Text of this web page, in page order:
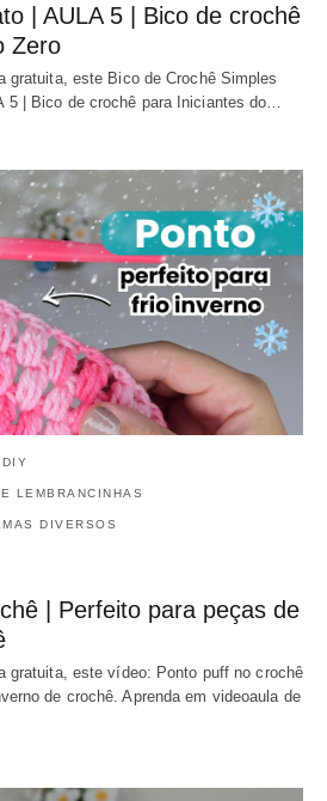
| AULA 5 | Bico de crochê
Zero
gratuita, este Bico de Crochê Simples
5 | Bico de crochê para Iniciantes do…
DIY
LEMBRANCINHAS
DIVERSOS
| Perfeito para peças de
gratuita, este vídeo: Ponto puff no crochê
de crochê. Aprenda em videoaula de